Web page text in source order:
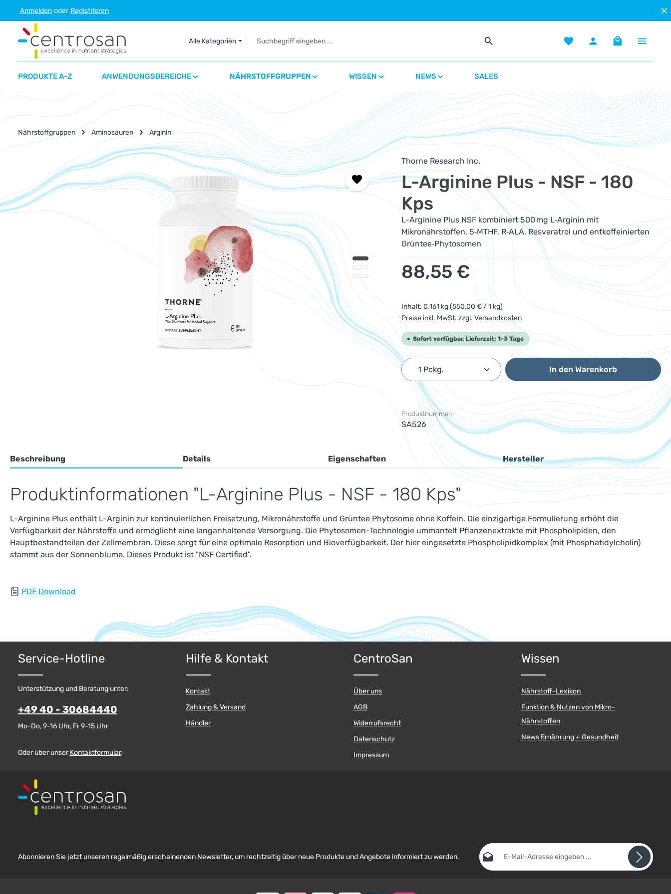
Hauptinhalt springen
Zur Suche springen
Zur Hauptnavigation springen
Anmelden oder Registrieren
Alle Kategorien
Du hast 0 Produkte auf dem
Warenkorb
PRODUKTE A-Z ANWENDUNGSBEREICHE NÄHRSTOFFGRUPPEN WISSEN NEWS SALES
Nährstoffgruppen Aminosäuren Arginin
Bildergalerie überspringen Thorne Research Inc.
L-Arginine Plus - NSF - 180
Kps
L-Arginine Plus NSF kombiniert 500 mg L‑Arginin mit
Mikronährstoffen, 5‑MTHF, R‑ALA, Resveratrol und entkoffeinierten
Grüntee‑Phytosomen
Regulärer Preis:
88,55 €
Inhalt: 0.161 kg(550,00 € / 1 kg)
Preise inkl. MwSt. zzgl. Versandkosten
Sofort verfügbar, Lieferzeit: 1-3 Tage
Produkt Anzahl: Gib den gewünschten Wert ein
In den Warenkorb
Produktnummer:
SA526
Beschreibung Details Eigenschaften Hersteller
Produktinformationen "L-Arginine Plus - NSF - 180 Kps"
L-Arginine Plus enthält L-Arginin zur kontinuierlichen Freisetzung, Mikronährstoffe und Grüntee Phytosome ohne Koffein. Die einzigartige Formulierung erhöht die
Verfügbarkeit der Nährstoffe und ermöglicht eine langanhaltende Versorgung. Die Phytosomen-Technologie ummantelt Pflanzenextrakte mit Phospholipiden, den
Hauptbestandteilen der Zellmembran. Diese sorgt für eine optimale Resorption und Bioverfügbarkeit. Der hier eingesetzte Phospholipidkomplex (mit Phosphatidylcholin)
stammt aus der Sonnenblume. Dieses Produkt ist "NSF Certified".
PDF Download
Service-Hotline
Unterstützung und Beratung unter:
+49 40 - 30684440
Mo-Do, 9-16 Uhr, Fr 9-15 Uhr
Oder über unserKontaktformular.
Hilfe & Kontakt
Kontakt
Zahlung & Versand
Händler
CentroSan
Über uns
AGB
Widerrufsrecht
Datenschutz
Impressum
Wissen
Nährstoff-Lexikon
Funktion & Nutzen von Mikro-
Nährstoffen
News Ernährung + Gesundheit
Abonnieren Sie jetzt unseren regelmäßig erscheinenden Newsletter, um rechtzeitig über neue Produkte und Angebote informiert zu werden.
E-Mail-Adresse*